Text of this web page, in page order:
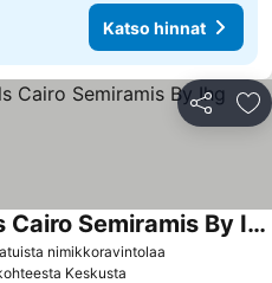
Katso hinnat
Jaa
nimikkoravintolaa
Intercontinental Hotels Cairo Semiramis By Ihg
Keskusta